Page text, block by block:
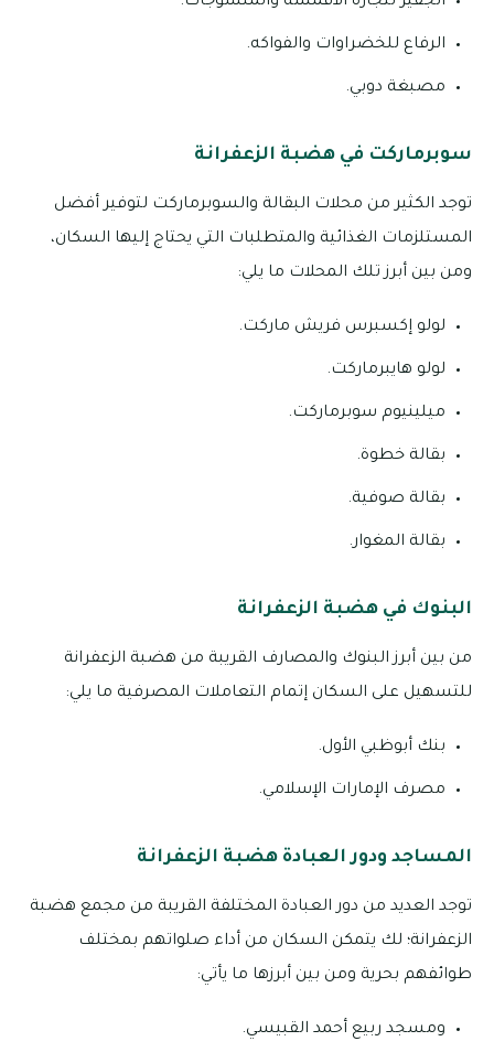
الرفاع للخضراوات والفواكه.
مصبغة دوبي.
سوبرماركت في هضبة الزعفرانة
توجد الكثير من محلات البقالة والسوبرماركت لتوفير أفضل
المستلزمات الغذائية والمتطلبات التي يحتاج إليها السكان،
ومن بين أبرز تلك المحلات ما يلي:
لولو إكسبرس فريش ماركت.
لولو هايبرماركت.
ميلينيوم سوبرماركت.
بقالة خطوة.
بقالة صوفية.
بقالة المغوار.
البنوك في هضبة الزعفرانة
من بين أبرز البنوك والمصارف القريبة من هضبة الزعفرانة
للتسهيل على السكان إتمام التعاملات المصرفية ما يلي:
بنك أبوظبي الأول.
مصرف الإمارات الإسلامي.
المساجد ودور العبادة هضبة الزعفرانة
توجد العديد من دور العبادة المختلفة القريبة من مجمع هضبة
الزعفرانة؛ لك يتمكن السكان من أداء صلواتهم بمختلف
طوائفهم بحرية ومن بين أبرزها ما يأتي:
ومسجد ربيع أحمد القبيسي.